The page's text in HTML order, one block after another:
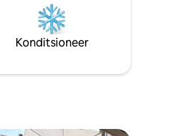
Crus'ist 🍇 • 10 minuti
Konditsioneer